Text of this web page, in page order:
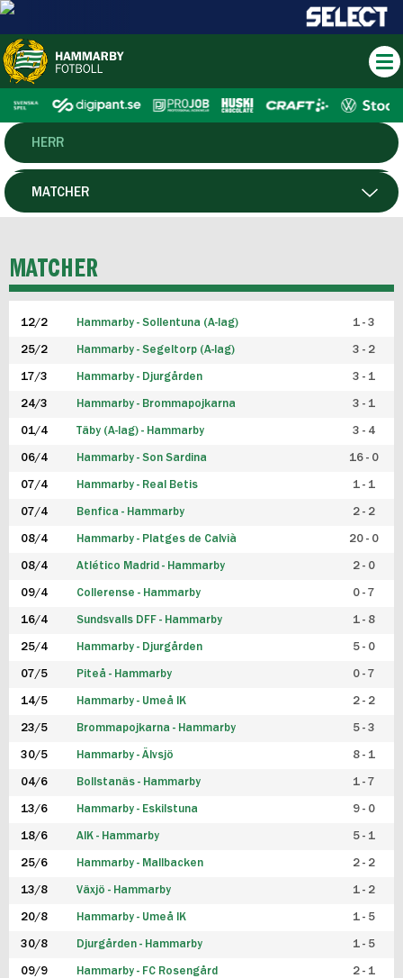
HERR
DAM
P19
F19
FUTSAL HERR
FUTSAL DAM
MATCHER
MATCHER
12/2 Hammarby - Sollentuna (A-lag) 1 - 3
25/2 Hammarby - Segeltorp (A-lag) 3 - 2
17/3 Hammarby - Djurgården 3 - 1
24/3 Hammarby - Brommapojkarna 3 - 1
01/4 Täby (A-lag) - Hammarby 3 - 4
06/4 Hammarby - Son Sardina 16 - 0
07/4 Hammarby - Real Betis 1 - 1
07/4 Benfica - Hammarby 2 - 2
08/4 Hammarby - Platges de Calvià 20 - 0
08/4 Atlético Madrid - Hammarby 2 - 0
09/4 Collerense - Hammarby 0 - 7
16/4 Sundsvalls DFF - Hammarby 1 - 8
25/4 Hammarby - Djurgården 5 - 0
07/5 Piteå - Hammarby 0 - 7
14/5 Hammarby - Umeå IK 2 - 2
23/5 Brommapojkarna - Hammarby 5 - 3
30/5 Hammarby - Älvsjö 8 - 1
04/6 Bollstanäs - Hammarby 1 - 7
13/6 Hammarby - Eskilstuna 9 - 0
18/6 AIK - Hammarby 5 - 1
25/6 Hammarby - Mallbacken 2 - 2
13/8 Växjö - Hammarby 1 - 2
20/8 Hammarby - Umeå IK 1 - 5
30/8 Djurgården - Hammarby 1 - 5
09/9 Hammarby - FC Rosengård 2 - 1